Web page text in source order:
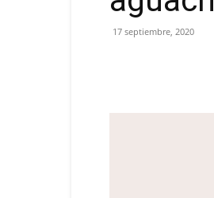
17 septiembre, 2020